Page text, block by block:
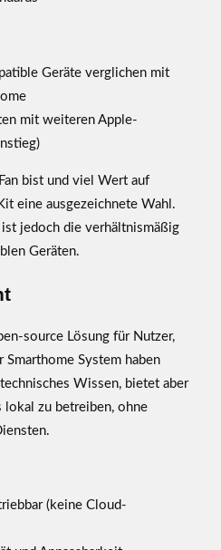
Geräte verglichen mit
mit weiteren Apple-
bist und viel Wert auf
eine ausgezeichnete Wahl.
jedoch die verhältnismäßig
Geräten.
source Lösung für Nutzer,
System haben
Wissen, bietet aber
zu betreiben, ohne
(keine Cloud-